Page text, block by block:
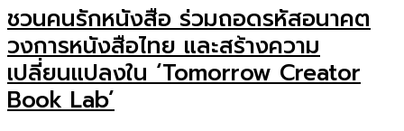
ชวนคนรักหนังสือ ร่วมถอดรหัสอนาคต
วงการหนังสือไทย และสร้างความ
เปลี่ยนแปลงใน ‘Tomorrow Creator
Book Lab’